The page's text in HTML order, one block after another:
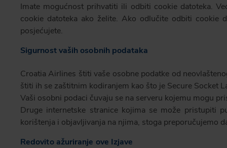
Imate mogućnost prihvatiti ili odbiti cookie datoteka.
cookie datoteka ako želite. Ako odlučite odbiti cookie
posjećujete.
Sigurnost vaših osobnih podataka
Croatia Airlines štiti vaše osobne podatke od
štiti ih se zaštitnim kodiranjem kao što je Secure Socket
Vaši osobni podaci čuvaju se na serveru kojemu mogu
Druge internetske stranice kojima se može pristupiti
korištenja i objavljivanja na njima, stoga preporučujemo
Redovito ažuriranje ove Izjave